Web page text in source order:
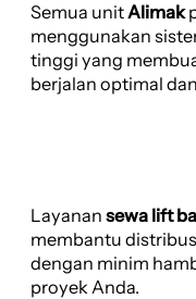
Semua unitAlimak
menggunakan
tinggi yang
berjalan optimal
Layanan sewa lift
membantu
dengan minim
proyek Anda.